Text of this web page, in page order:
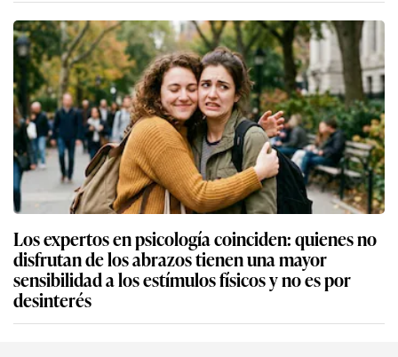
Los expertos en psicología coinciden: quienes no
disfrutan de los abrazos tienen una mayor
sensibilidad a los estímulos físicos y no es por
desinterés